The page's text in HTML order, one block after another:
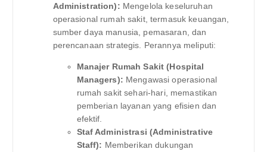
Administration): Mengelola keseluruhan
operasional rumah sakit, termasuk keuangan,
sumber daya manusia, pemasaran, dan
perencanaan strategis. Perannya meliputi:
Manajer Rumah Sakit (Hospital
Managers): Mengawasi operasional
rumah sakit sehari-hari, memastikan
pemberian layanan yang efisien dan
efektif.
Staf Administrasi (Administrative
Staff): Memberikan dukungan